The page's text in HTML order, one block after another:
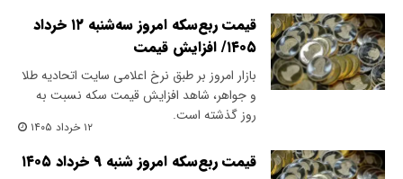
قیمت ربع‌سکه امروز سه‌شنبه ۱۲ خرداد
۱۴۰۵/ افزایش قیمت
بازار امروز بر طبق نرخ اعلامی سایت اتحادیه طلا
و جواهر، شاهد افزایش قیمت‌‌‌‌ سکه نسبت به
روز گذشته است.
۱۲ خرداد ۱۴۰۵
قیمت ربع‌سکه امروز شنبه ۹ خرداد ۱۴۰۵